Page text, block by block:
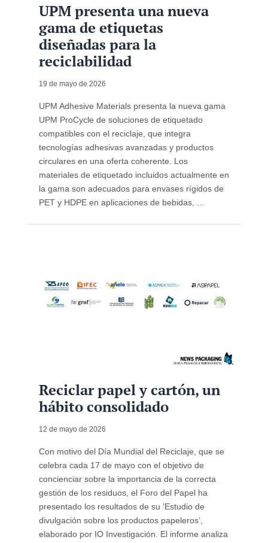
UPM presenta una nueva
gama de etiquetas
diseñadas para la
reciclabilidad
19 de mayo de 2026
UPM Adhesive Materials presenta la nueva gama
UPM ProCycle de soluciones de etiquetado
compatibles con el reciclaje, que integra
tecnologías adhesivas avanzadas y productos
circulares en una oferta coherente. Los
materiales de etiquetado incluidos actualmente en
la gama son adecuados para envases rígidos de
PET y HDPE en aplicaciones de bebidas, ...
Reciclar papel y cartón, un
hábito consolidado
12 de mayo de 2026
Con motivo del Día Mundial del Reciclaje, que se
celebra cada 17 de mayo con el objetivo de
concienciar sobre la importancia de la correcta
gestión de los residuos, el Foro del Papel ha
presentado los resultados de su ‘Estudio de
divulgación sobre los productos papeleros’,
elaborado por IO Investigación. El informe analiza